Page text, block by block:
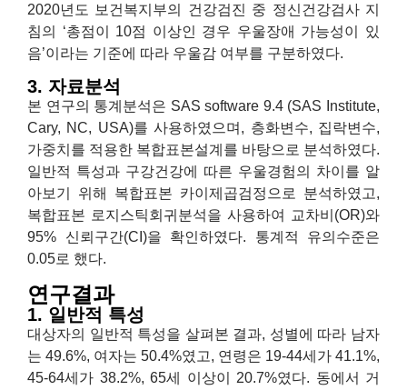
2020년도 보건복지부의 건강검진 중 정신건강검사 지
침의 ‘총점이 10점 이상인 경우 우울장애 가능성이 있
음’이라는 기준에 따라 우울감 여부를 구분하였다.
3. 자료분석
본 연구의 통계분석은 SAS software 9.4 (SAS Institute,
Cary, NC, USA)를 사용하였으며, 층화변수, 집락변수,
가중치를 적용한 복합표본설계를 바탕으로 분석하였다.
일반적 특성과 구강건강에 따른 우울경험의 차이를 알
아보기 위해 복합표본 카이제곱검정으로 분석하였고,
복합표본 로지스틱회귀분석을 사용하여 교차비(OR)와
95% 신뢰구간(CI)을 확인하였다. 통계적 유의수준은
0.05로 했다.
연구결과
1. 일반적 특성
대상자의 일반적 특성을 살펴본 결과, 성별에 따라 남자
는 49.6%, 여자는 50.4%였고, 연령은 19-44세가 41.1%,
45-64세가 38.2%, 65세 이상이 20.7%였다. 동에서 거